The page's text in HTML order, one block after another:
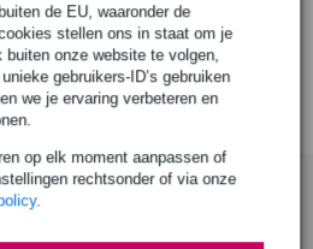
de EU, waaronder de
stellen ons in staat om je
onze website te volgen,
gebruikers-ID’s gebruiken
we je ervaring verbeteren en
op elk moment aanpassen of
rechtsonder of via onze
.
2 Modular koptelefoon